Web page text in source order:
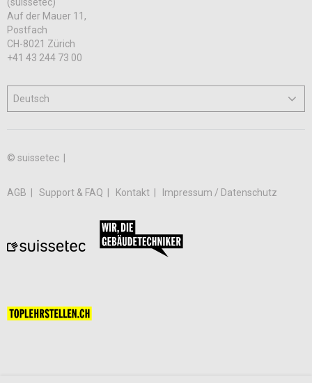
Auf der Mauer 11,
Postfach
CH-8021 Zürich
+41 43 244 73 00
© suissetec |
AGB Support & FAQ Kontakt Impressum / Datenschutz